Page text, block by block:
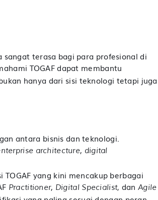
sangat terasa bagi para profesional di
TOGAF dapat membantu
hanya dari sisi teknologi tetapi juga
antara bisnis dan teknologi.
architecture, digital
TOGAF yang kini mencakup berbagai
Practitioner, Digital Specialist, danAgile